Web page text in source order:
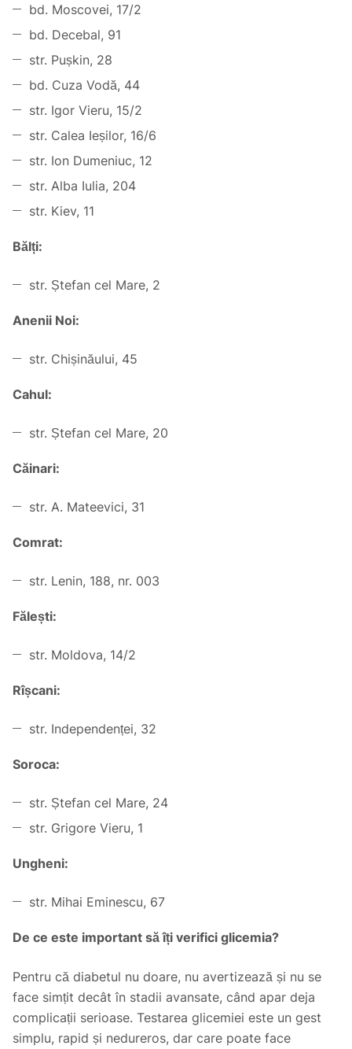
bd. Moscovei, 17/2
bd. Decebal, 91
str. Pușkin, 28
bd. Cuza Vodă, 44
str. Igor Vieru, 15/2
str. Calea Ieșilor, 16/6
str. Ion Dumeniuc, 12
str. Alba Iulia, 204
str. Kiev, 11
Bălți:
str. Ștefan cel Mare, 2
Anenii Noi:
str. Chișinăului, 45
Cahul:
str. Ștefan cel Mare, 20
Căinari:
str. A. Mateevici, 31
Comrat:
str. Lenin, 188, nr. 003
Fălești:
str. Moldova, 14/2
Rîșcani:
str. Independenței, 32
Soroca:
str. Ștefan cel Mare, 24
str. Grigore Vieru, 1
Ungheni:
str. Mihai Eminescu, 67
De ce este important să îți verifici glicemia?
Pentru că diabetul nu doare, nu avertizează și nu se
face simțit decât în stadii avansate, când apar deja
complicații serioase. Testarea glicemiei este un gest
simplu, rapid și nedureros, dar care poate face